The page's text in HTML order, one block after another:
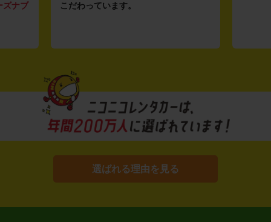
ズナブ
こだわっています。
選ばれる理由を見る